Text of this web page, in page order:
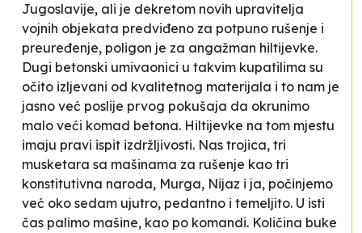
Jugoslavije, ali je dekretom novih upravitelja
vojnih objekata predviđeno za potpuno rušenje i
preuređenje, poligon je za angažman hiltijevke.
Dugi betonski umivaonici u takvim kupatilima su
očito izljevani od kvalitetnog materijala i to nam je
jasno već poslije prvog pokušaja da okrunimo
malo veći komad betona. Hiltijevke na tom mjestu
imaju pravi ispit izdržljivosti. Nas trojica, tri
musketara sa mašinama za rušenje kao tri
konstitutivna naroda, Murga, Nijaz i ja, počinjemo
već oko sedam ujutro, pedantno i temeljito. U isti
čas palimo mašine, kao po komandi. Količina buke